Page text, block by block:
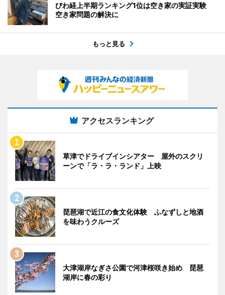
びわ経上半期ランキング1位は空き家の実証実験
空き家問題の解決に
もっと見る
アクセスランキング
草津でドライブインシアター 屋外のスクリ
ーンで「ラ・ラ・ランド」上映
琵琶湖で近江の食文化体験 ふなずしと地酒
を味わうクルーズ
大津湖岸なぎさ公園で河津桜咲き始め 琵琶
湖岸に春の彩り